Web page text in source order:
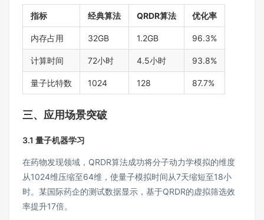
指标 经典算法 QRDR算法 优化率
内存占用 32GB 1.2GB 96.3%
计算时间 72小时 4.5小时 93.8%
量子比特数 1024 128 87.7%
三、应用场景突破
3.1 量子机器学习
在药物发现领域，QRDR算法成功将分子动力学模拟的维度
从1024维压缩至64维，使量子模拟时间从7天缩短至18小
时。某国际药企的测试数据显示，基于QRDR的虚拟筛选效
率提升17倍。